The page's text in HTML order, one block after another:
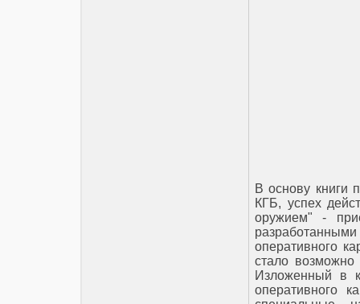
В основу книги
КГБ, успех
оружием" -
оперативного
стало
Изложенный в
оперативного